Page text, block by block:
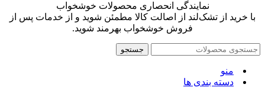
نمایندگی انحصاری محصولات خوشخواب
با خرید از تشک‌لند از اصالت کالا مطمئن شوید و از خدمات پس از
فروش خوشخواب بهرمند شوید.
جستجو
منو
دسته بندی ها